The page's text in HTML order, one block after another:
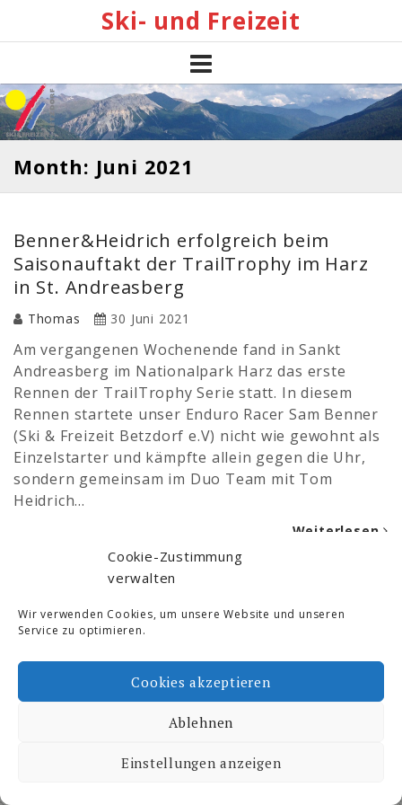
Cookie-Zustimmung
verwalten
Wir verwenden Cookies, um unsere Website und unseren
Service zu optimieren.
Cookies akzeptieren
Ablehnen
Einstellungen anzeigen
Ski- und Freizeit
Month: Juni 2021
Benner&Heidrich erfolgreich beim
Saisonauftakt der TrailTrophy im Harz
in St. Andreasberg
Thomas 30 Juni 2021
Am vergangenen Wochenende fand in Sankt
Andreasberg im Nationalpark Harz das erste
Rennen der TrailTrophy Serie statt. In diesem
Rennen startete unser Enduro Racer Sam Benner
(Ski & Freizeit Betzdorf e.V) nicht wie gewohnt als
Einzelstarter und kämpfte allein gegen die Uhr,
sondern gemeinsam im Duo Team mit Tom
Heidrich…
Weiterlesen
Proudly powered by WordPress |Theme by: